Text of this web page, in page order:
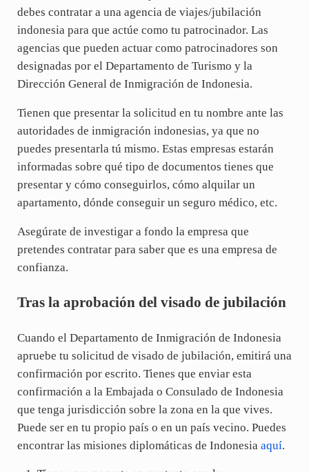
debes contratar a una agencia de viajes/jubilación
indonesia para que actúe como tu patrocinador. Las
agencias que pueden actuar como patrocinadores son
designadas por el Departamento de Turismo y la
Dirección General de Inmigración de Indonesia.
Tienen que presentar la solicitud en tu nombre ante las
autoridades de inmigración indonesias, ya que no
puedes presentarla tú mismo. Estas empresas estarán
informadas sobre qué tipo de documentos tienes que
presentar y cómo conseguirlos, cómo alquilar un
apartamento, dónde conseguir un seguro médico, etc.
Asegúrate de investigar a fondo la empresa que
pretendes contratar para saber que es una empresa de
confianza.
Tras la aprobación del visado de jubilación
Cuando el Departamento de Inmigración de Indonesia
apruebe tu solicitud de visado de jubilación, emitirá una
confirmación por escrito. Tienes que enviar esta
confirmación a la Embajada o Consulado de Indonesia
que tenga jurisdicción sobre la zona en la que vives.
Puede ser en tu propio país o en un país vecino. Puedes
encontrar las misiones diplomáticas de Indonesia aquí.